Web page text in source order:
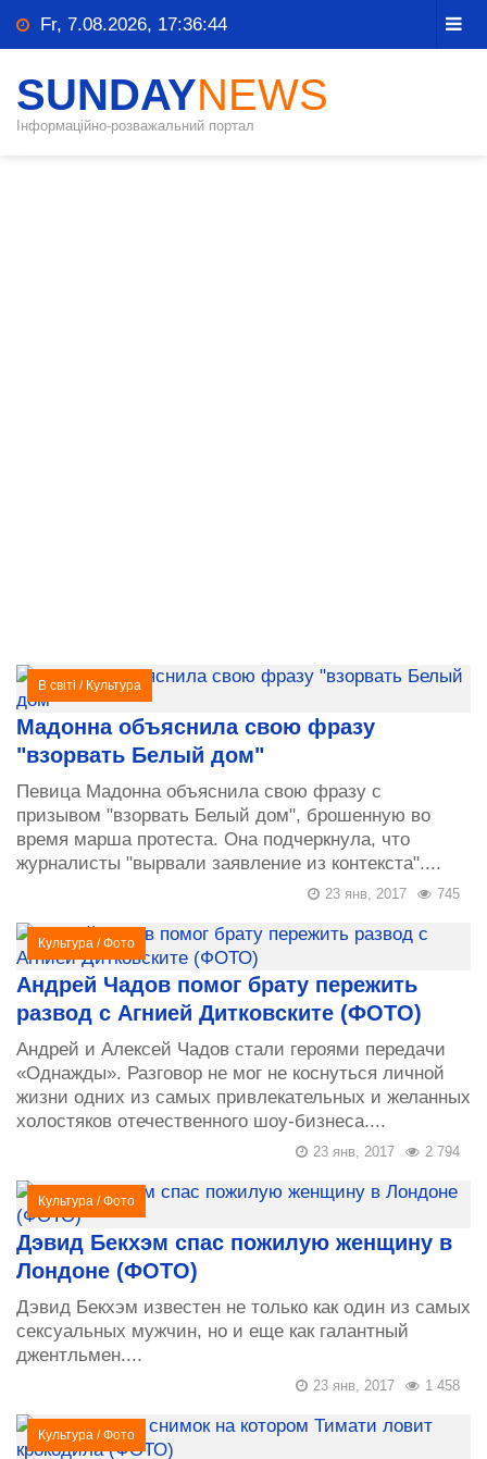
Fr, 7.08.2026, 17:36:44
SUNDAYNEWS
Інформаційно-розважальний портал
В світі / Культура
Мадонна объяснила свою фразу
"взорвать Белый дом"
Певица Мадонна объяснила свою фразу с
призывом "взорвать Белый дом", брошенную во
время марша протеста. Она подчеркнула, что
журналисты "вырвали заявление из контекста"....
745
23 янв, 2017
Культура /Фото
Андрей Чадов помог брату пережить
развод с Агнией Дитковските (ФОТО)
Андрей и Алексей Чадов стали героями передачи
«Однажды». Разговор не мог не коснуться личной
жизни одних из самых привлекательных и желанных
холостяков отечественного шоу-бизнеса....
2 794
23 янв, 2017
Культура /Фото
Дэвид Бекхэм спас пожилую женщину в
Лондоне (ФОТО)
Дэвид Бекхэм известен не только как один из самых
сексуальных мужчин, но и еще как галантный
джентльмен....
1 458
23 янв, 2017
Культура /Фото